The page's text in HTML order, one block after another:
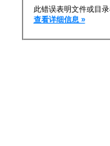
此错误表明文件或目
查看详细信息 »